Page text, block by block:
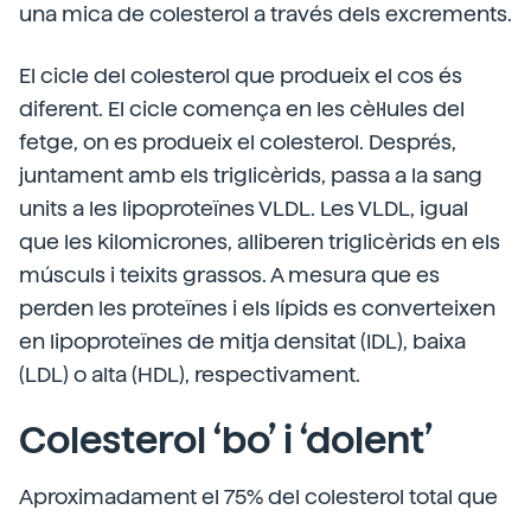
una mica de colesterol a través dels excrements.
El cicle del colesterol que produeix el cos és
diferent. El cicle comença en les cèl·lules del
fetge, on es produeix el colesterol. Després,
juntament amb els triglicèrids, passa a la sang
units a les lipoproteïnes VLDL. Les VLDL, igual
que les kilomicrones, alliberen triglicèrids en els
músculs i teixits grassos. A mesura que es
perden les proteïnes i els lípids es converteixen
en lipoproteïnes de mitja densitat (IDL), baixa
(LDL) o alta (HDL), respectivament.
Colesterol ‘bo’ i ‘dolent’
Aproximadament el 75% del colesterol total que